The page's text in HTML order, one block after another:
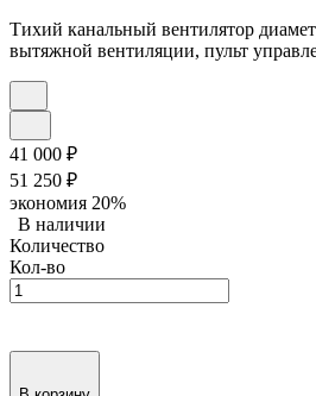
Тихий канальный вентилятор
вытяжной вентиляции, пульт
41 000 ₽
51 250 ₽
экономия 20%
В наличии
Количество
Кол-во